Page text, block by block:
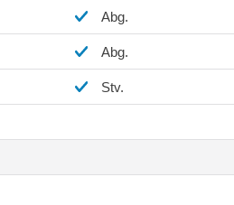
Abg.
Abg.
Stv.